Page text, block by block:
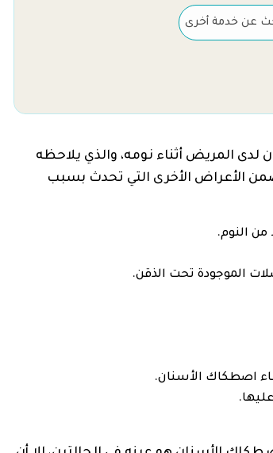
عن خدمة أخرى
المريض أثناء نومه، والذي يلاحظه
الأعراض الأخرى التي تحدث بسبب
النوم.
الموجودة تحت الذقن.
اصطكاك الأسنان.